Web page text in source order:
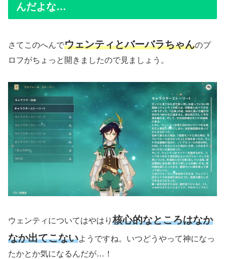
んだよな…
さてこのへんでウェンティとバーバラちゃんのプ
ロフがちょっと開きましたので見ましょう。
ウェンティについてはやはり核心的なところはなか
なか出てこないようですね。いつどうやって神になっ
たかとか気になるんだが…！